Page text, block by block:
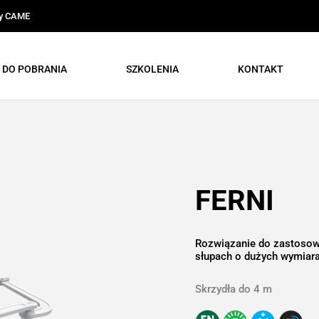
CAME
DO POBRANIA SZKOLENIA KONTAKT
FERNI
Rozwiązanie do
słupach o dużych
Skrzydła do 4 m